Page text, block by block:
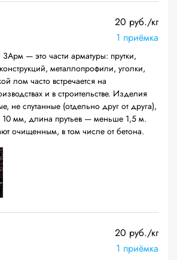
20 руб./кг
1 приёмка
— это части арматуры: прутки,
металлопрофили, уголки,
лом часто встречается на
и в строительстве. Изделия
не спутанные (отдельно друг от друга),
мм, длина прутьев — меньше 1,5 м.
очищенным, в том числе от бетона.
20 руб./кг
1 приёмка